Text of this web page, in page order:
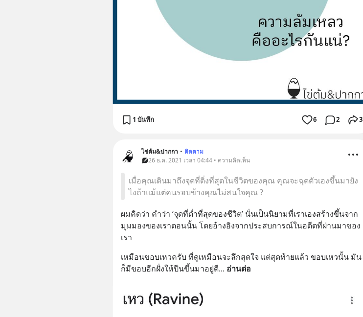
1 บันทึก 6 2 3
ไข่ต้ม&ปากกา • ติดตาม
26 ธ.ค. 2021 เวลา 04:44 • ความคิดเห็น
เมื่อคุณเดินมาถึงจุดที่ดิ่งที่สุดในชีวิตของคุณ คุณจะฉุดตัวเองขึ้นมายัง
ไงถ้าแม้แต่คนรอบข้างคุณไม่สนใจคุณ ?
ผมคิดว่า คำว่า ‘จุดที่ต่ำที่สุดของชีวิต’ นั่นเป็นนิยามที่เราเองสร้างขึ้นจาก
มุมมองของเราตอนนั้น โดยอ้างอิงจากประสบการณ์ในอดีตที่ผ่านมาของ
เรา
เหมือนขอบเหวครับ ที่ดูเหมือนจะลึกสุดใจ แต่สุดท้ายแล้ว ขอบเหวนั้น มัน
ก็มีขอบอีกฝั่งให้ปีนขึ้นมาอยู่ดี... อ่านต่อ